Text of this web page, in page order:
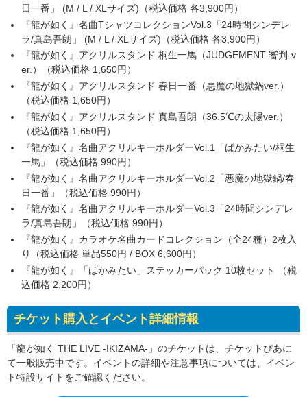
日一番」 (M / L / XLサイズ)（税込価格 各3,900円）
『龍が如く』名曲TシャツコレクションVol.3「24時間シンデレ
ラ/真島吾朗」 (M / L / XLサイズ)（税込価格 各3,900円）
『龍が如く』アクリルスタンド 桐生一馬（JUDGEMENT-審判-v
er.）（税込価格 1,650円）
『龍が如く』アクリルスタンド 春日一番（悪魔の地獄鍋ver.）
（税込価格 1,650円）
『龍が如く』アクリルスタンド 真島吾朗（36.5℃の太陽ver.）
（税込価格 1,650円）
『龍が如く』名曲アクリルキーホルダーVol.1「ばかみたい/桐生
一馬」（税込価格 990円）
『龍が如く』名曲アクリルキーホルダーVol.2「悪魔の地獄鍋/春
日一番」（税込価格 990円）
『龍が如く』名曲アクリルキーホルダーVol.3「24時間シンデレ
ラ/真島吾朗」（税込価格 990円）
『龍が如く』カラオケ名曲カードコレクション（全24種）2枚入
り（税込価格 単品550円 / BOX 6,600円）
『龍が如く』「ばかみたい」ステッカーパック 10枚セット （税
込価格 2,200円）
チケット購入とイベント詳細情報
「龍が如く THE LIVE -IKIZAMA-」のチケットは、チケットぴあに
て一般販売中です。イベントの詳細や注意事項については、イベン
ト特設サイトをご確認ください。